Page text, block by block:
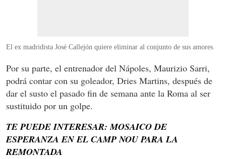
El ex madridista José Callejón quiere eliminar al conjunto de sus amores.
Por su parte, el entrenador del Nápoles, Maurizio Sarri,
podrá contar con su goleador, Dries Martins, después de
dar el susto el pasado fin de semana ante la Roma al ser
sustituido por un golpe.
TE PUEDE INTERESAR: MOSAICO DE
ESPERANZA EN EL CAMP NOU PARA LA
REMONTADA